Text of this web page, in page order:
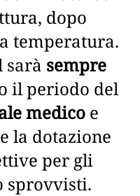
dopo
temperatura.
sarà sempre
il periodo del
medico e
la dotazione
per gli
sprovvisti.